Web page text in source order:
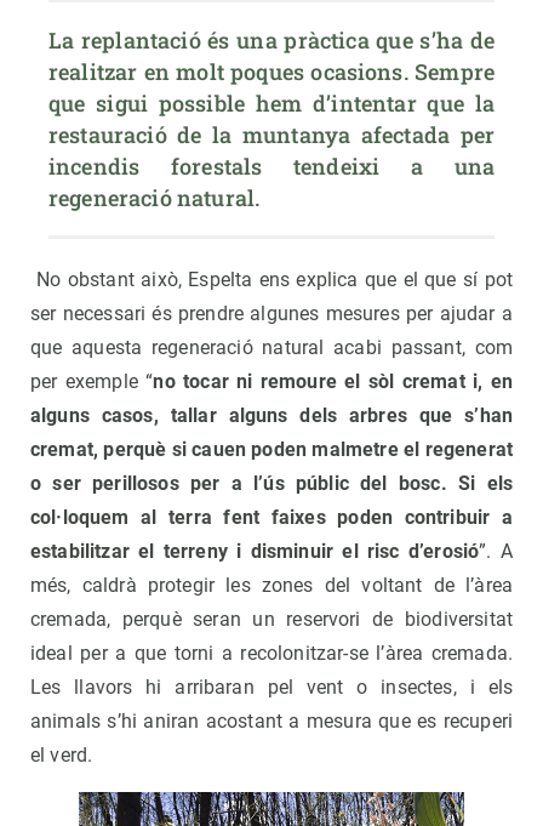
La replantació és una pràctica que s’ha de
realitzar en molt poques ocasions. Sempre
que sigui possible hem d’intentar que la
restauració de la muntanya afectada per
incendis forestals tendeixi a una
regeneració natural.
No obstant això, Espelta ens explica que el que sí pot
ser necessari és prendre algunes mesures per ajudar a
que aquesta regeneració natural acabi passant, com
per exemple “no tocar ni remoure el sòl cremat i, en
alguns casos, tallar alguns dels arbres que s’han
cremat, perquè si cauen poden malmetre el regenerat
o ser perillosos per a l’ús públic del bosc. Si els
col·loquem al terra fent faixes poden contribuir a
estabilitzar el terreny i disminuir el risc d’erosió”. A
més, caldrà protegir les zones del voltant de l’àrea
cremada, perquè seran un reservori de biodiversitat
ideal per a que torni a recolonitzar-se l’àrea cremada.
Les llavors hi arribaran pel vent o insectes, i els
animals s’hi aniran acostant a mesura que es recuperi
el verd.